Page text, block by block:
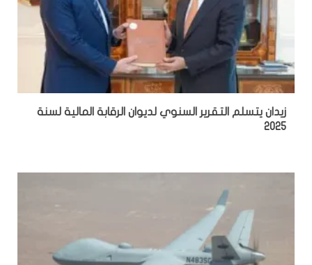
زيدان يتسلم التقرير السنوي لديوان الرقابة المالية لسنة
2025